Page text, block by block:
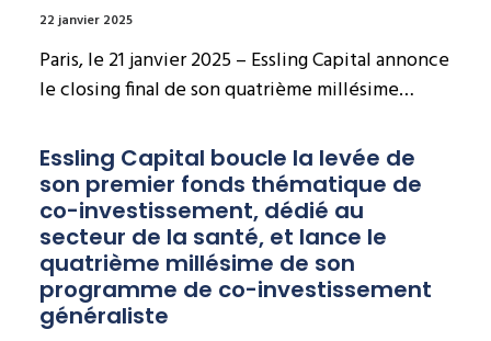
22 janvier 2025
Paris, le 21 janvier 2025 – Essling Capital annonce
le closing final de son quatrième millésime…
Essling Capital boucle la levée de
son premier fonds thématique de
co-investissement, dédié au
secteur de la santé, et lance le
quatrième millésime de son
programme de co-investissement
généraliste